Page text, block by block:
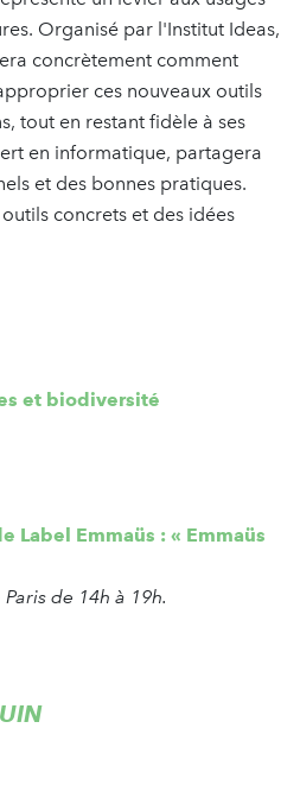
Organisé par l'Institut Ideas,
concrètement comment
ces nouveaux outils
tout en restant fidèle à ses
en informatique, partagera
et des bonnes pratiques.
concrets et des idées
et biodiversité
Label Emmaüs : « Emmaüs
de 14h à 19h.